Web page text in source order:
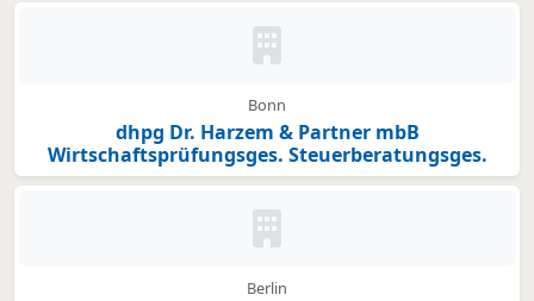
Kein Bild oder Logo hinterlegt
Bonn
dhpg Dr. Harzem & Partner mbB
Wirtschaftsprüfungsges. Steuerberatungsges.
Kein Bild oder Logo hinterlegt
Berlin